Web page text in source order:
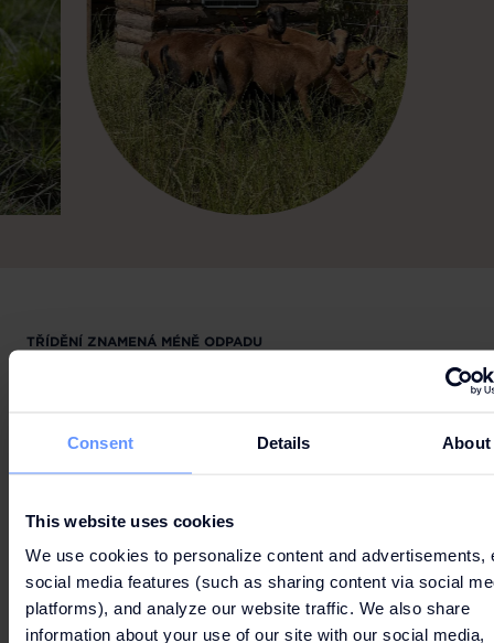
Consent Details About
This website uses cookies
We use cookies to personalize content and advertisements,
social media features (such as sharing content via social
platforms), and analyze our website traffic. We also share
information about your use of our site with our social media,
TŘÍDĚNÍ ZNAMENÁ MÉNĚ ODPADU
připravených pytlích separovaný odpad z jednotlivých
prodejen a odpad vyprodukovaný při provozu centra.
TŘÍDÍME 8 DRUHŮ ODPADU- Třídíme vše od bioodpadu,
který se zpracovává v našem kompostéru, přes papír,
plast, sklo, konzervy, směs až po textil. Díky tomu se